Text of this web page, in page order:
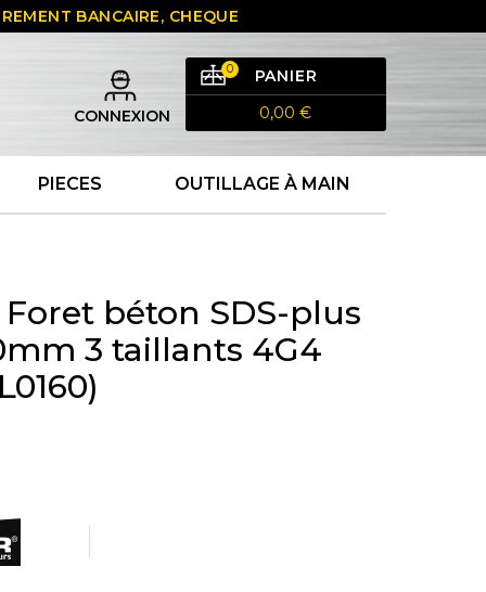
BANCAIRE, CHEQUE
CONNEXION
PANIER
0
0,00 €
PIECES OUTILLAGE À MAIN
béton SDS-plus
3 taillants 4G4